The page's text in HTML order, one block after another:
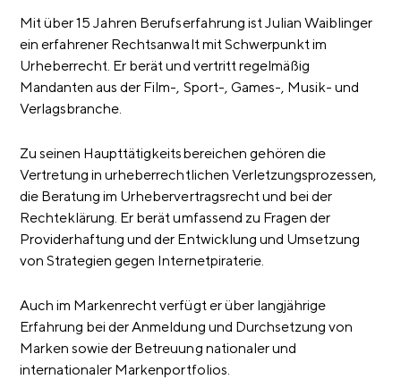
Mit über 15 Jahren Berufserfahrung ist Julian Waiblinger
ein erfahrener Rechtsanwalt mit Schwerpunkt im
Urheberrecht. Er berät und vertritt regelmäßig
Mandanten aus der Film-, Sport-, Games-, Musik- und
Verlagsbranche.
Zu seinen Haupttätigkeitsbereichen gehören die
Vertretung in urheberrechtlichen Verletzungsprozessen,
die Beratung im Urhebervertragsrecht und bei der
Rechteklärung. Er berät umfassend zu Fragen der
Providerhaftung und der Entwicklung und Umsetzung
von Strategien gegen Internetpiraterie.
Auch im Markenrecht verfügt er über langjährige
Erfahrung bei der Anmeldung und Durchsetzung von
Marken sowie der Betreuung nationaler und
internationaler Markenportfolios.